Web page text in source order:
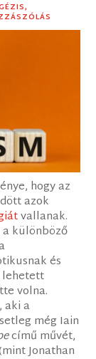
,
hogy az
azok
vallanak.
különböző
és
lehetett
volna.
aki a
még Iain
című művét,
Jonathan